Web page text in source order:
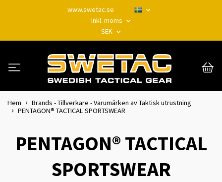
www.swetac.se
Inkl. moms
SEK
Hem
Brands - Tillverkare - Varumärken av Taktisk utrustning
PENTAGON® TACTICAL SPORTSWEAR
PENTAGON® TACTICAL
SPORTSWEAR